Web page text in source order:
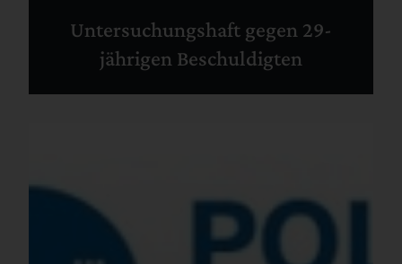
Untersuchungshaft gegen 29-
jährigen Beschuldigten